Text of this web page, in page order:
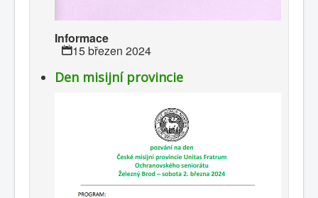
Informace
15 březen 2024
Den misijní provincie